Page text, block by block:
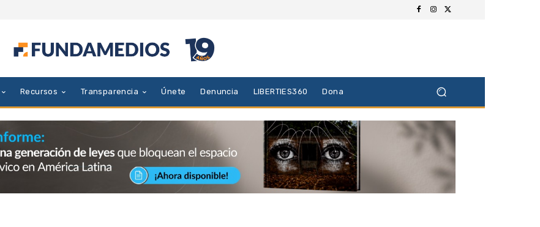
Recursos Transparencia Únete Denuncia LIBERTIES360 Dona